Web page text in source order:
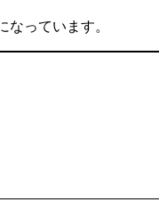
なっています。